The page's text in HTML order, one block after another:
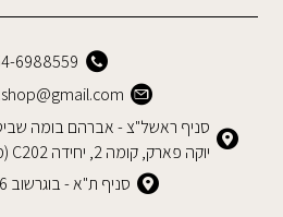
6988559
יוקה פארק, קומה 2, יחידה C202 (מול איקאה)
סניף ת"א - בוגרשוב 56 תל אביב